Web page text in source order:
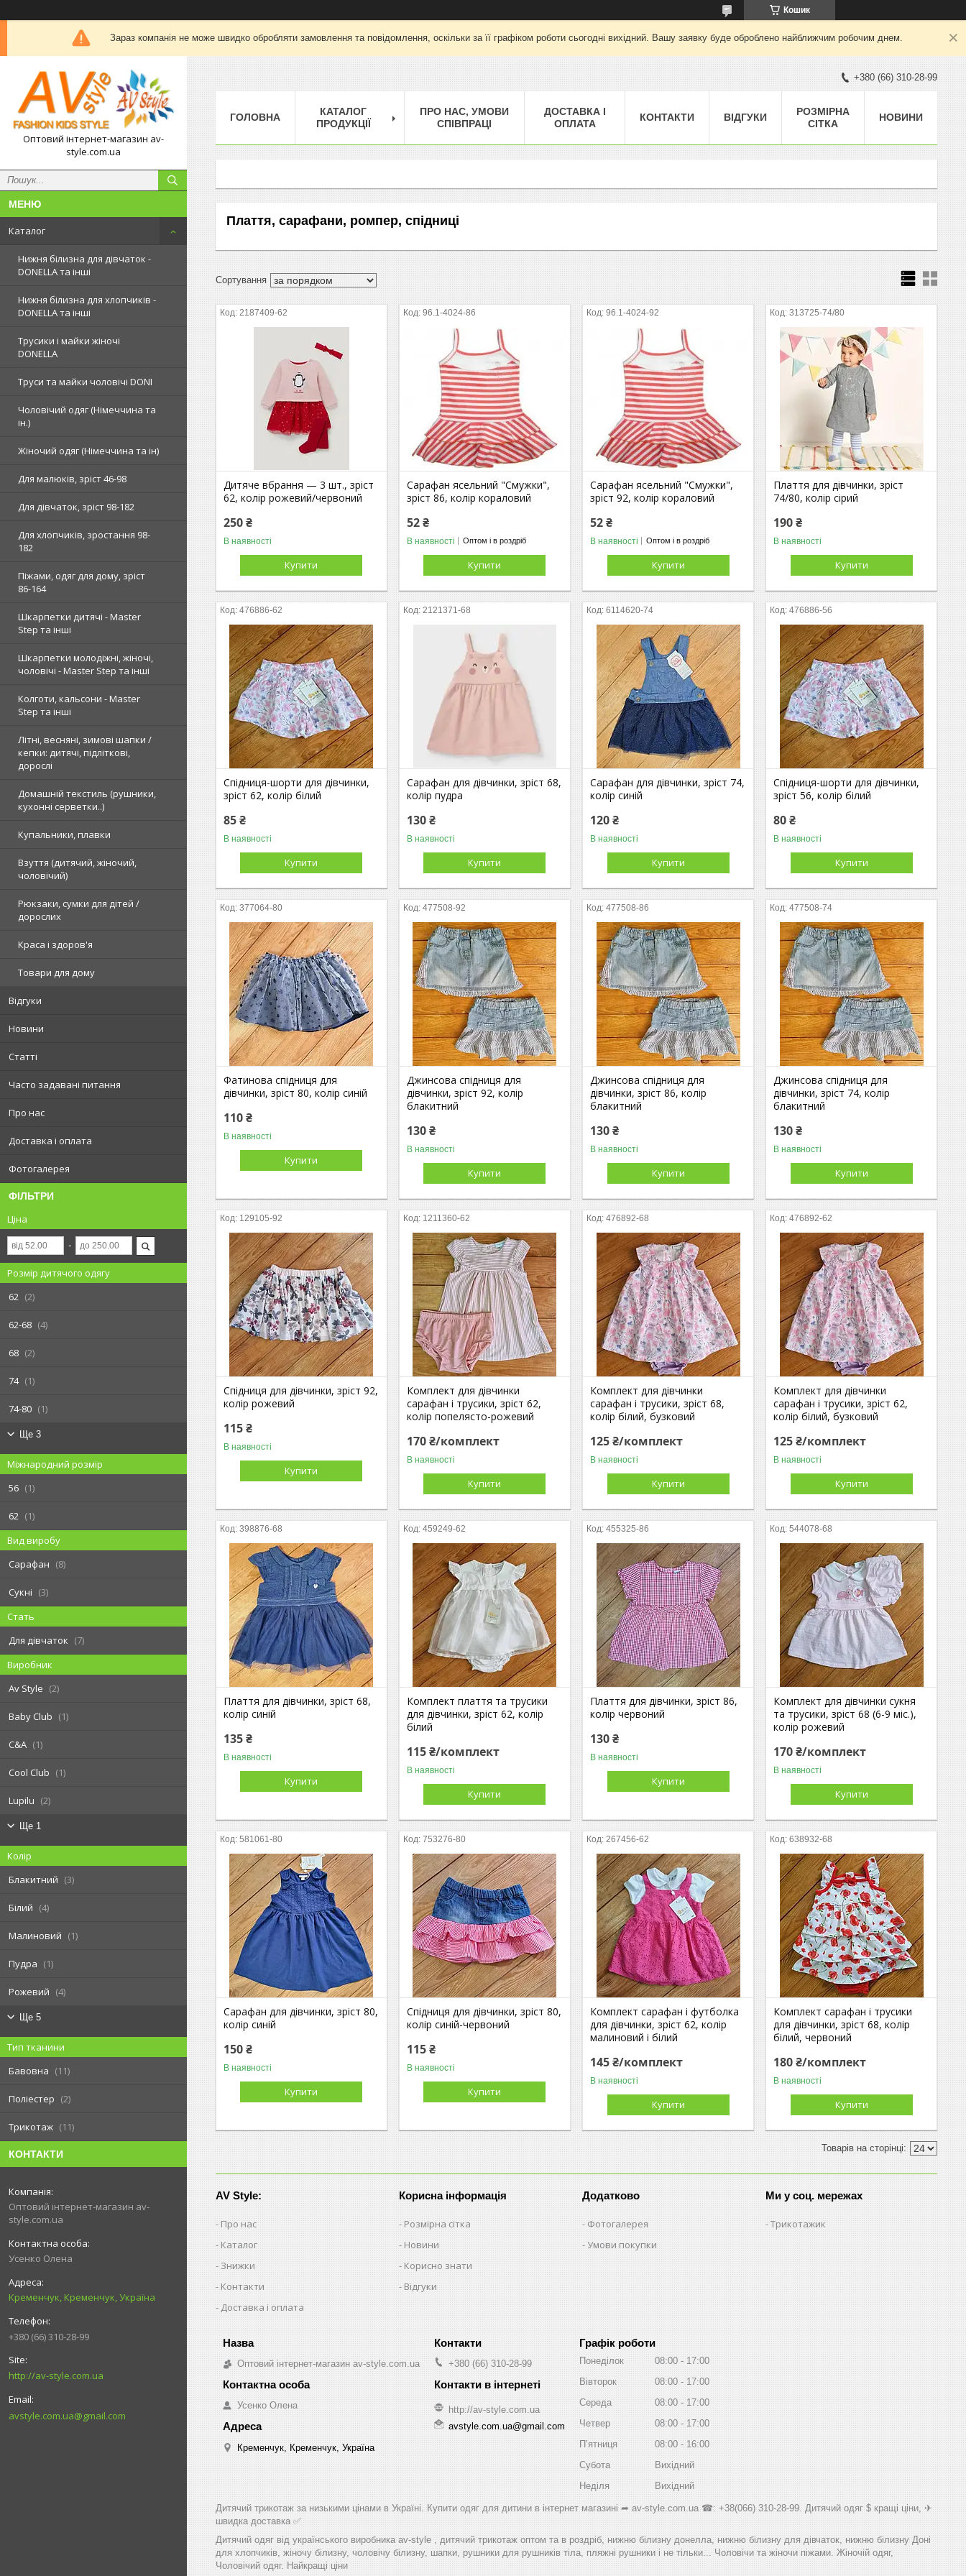
Кошик
Зараз компанія не може швидко обробляти замовлення та повідомлення, оскільки за її графіком роботи сьогодні вихідний. Вашу заявку буде оброблено найближчим робочим днем.
Оптовий інтернет-магазин av-
style.com.ua
Каталог
Нижня білизна для дівчаток -
DONELLA та інші
Нижня білизна для хлопчиків -
DONELLA та інші
Трусики і майки жіночі
DONELLA
Труси та майки чоловічі DONI
Чоловічий одяг (Німеччина та
ін.)
Жіночий одяг (Німеччина та ін)
Для малюків, зріст 46-98
Для дівчаток, зріст 98-182
Для хлопчиків, зростання 98-
182
Піжами, одяг для дому, зріст
86-164
Шкарпетки дитячі - Master
Step та інші
Шкарпетки молодіжні, жіночі,
чоловічі - Master Step та інші
Колготи, кальсони - Master
Step та інші
Літні, весняні, зимові шапки /
кепки: дитячі, підліткові,
дорослі
Домашній текстиль (рушники,
кухонні серветки..)
Купальники, плавки
Взуття (дитячий, жіночий,
чоловічий)
Рюкзаки, сумки для дітей /
дорослих
Краса і здоров'я
Товари для дому
Відгуки
Новини
Статті
Часто задавані питання
Про нас
Доставка і оплата
Фотогалерея
ФІЛЬТРИ
Ціна
Розмір дитячого одягу
62
2
62-68 4
68 2
74 1
74-80 1
Ще 3
Міжнародний розмір
56
1
62
1
Вид виробу
Сарафан
8
Сукні
3
Стать
Для дівчаток
7
Виробник
Av Style
2
Baby Club 1
C&A 1
Cool Club 1
Lupilu 2
Ще 1
Колір
Блакитний
3
Білий 4
Малиновий 1
Пудра 1
Рожевий 4
Ще 5
Тип тканини
Бавовна
11
Поліестер 2
Трикотаж 11
КОНТАКТИ
Оптовий інтернет-магазин av-
style.com.ua
Усенко Олена
Кременчук, Кременчук, Україна
+380 (66) 310-28-99
http://av-style.com.ua
avstyle.com.ua@gmail.com
+380 (66) 310-28-99
ГОЛОВНА
КАТАЛОГ
ПРОДУКЦІЇ
ПРО НАС, УМОВИ
СПІВПРАЦІ
ДОСТАВКА І
ОПЛАТА
КОНТАКТИ ВІДГУКИ
РОЗМІРНА
СІТКА
НОВИНИ
Плаття, сарафани, ромпер, спідниці
2187409-62
Дитяче вбрання — 3 шт., зріст
62, колір рожевий/червоний
250 ₴
В наявності
Купити
96.1-4024-86
Сарафан ясельний "Смужки",
зріст 86, колір кораловий
52 ₴
В наявності Оптом і в роздріб
Купити
96.1-4024-92
Сарафан ясельний "Смужки",
зріст 92, колір кораловий
52 ₴
В наявності Оптом і в роздріб
Купити
313725-74/80
Плаття для дівчинки, зріст
74/80, колір сірий
190 ₴
В наявності
Купити
476886-62
Спідниця-шорти для дівчинки,
зріст 62, колір білий
85 ₴
В наявності
Купити
2121371-68
Сарафан для дівчинки, зріст 68,
колір пудра
130 ₴
В наявності
Купити
6114620-74
Сарафан для дівчинки, зріст 74,
колір синій
120 ₴
В наявності
Купити
476886-56
Спідниця-шорти для дівчинки,
зріст 56, колір білий
80 ₴
В наявності
Купити
377064-80
Фатинова спідниця для
дівчинки, зріст 80, колір синій
110 ₴
В наявності
Купити
477508-92
Джинсова спідниця для
дівчинки, зріст 92, колір
блакитний
130 ₴
В наявності
Купити
477508-86
Джинсова спідниця для
дівчинки, зріст 86, колір
блакитний
130 ₴
В наявності
Купити
477508-74
Джинсова спідниця для
дівчинки, зріст 74, колір
блакитний
130 ₴
В наявності
Купити
129105-92
Спідниця для дівчинки, зріст 92,
колір рожевий
115 ₴
В наявності
Купити
1211360-62
Комплект для дівчинки
сарафан і трусики, зріст 62,
колір попелясто-рожевий
170 ₴/комплект
В наявності
Купити
476892-68
Комплект для дівчинки
сарафан і трусики, зріст 68,
колір білий, бузковий
125 ₴/комплект
В наявності
Купити
476892-62
Комплект для дівчинки
сарафан і трусики, зріст 62,
колір білий, бузковий
125 ₴/комплект
В наявності
Купити
398876-68
Плаття для дівчинки, зріст 68,
колір синій
135 ₴
В наявності
Купити
459249-62
Комплект плаття та трусики
для дівчинки, зріст 62, колір
білий
115 ₴/комплект
В наявності
Купити
455325-86
Плаття для дівчинки, зріст 86,
колір червоний
130 ₴
В наявності
Купити
544078-68
Комплект для дівчинки сукня
та трусики, зріст 68 (6-9 міс.),
колір рожевий
170 ₴/комплект
В наявності
Купити
581061-80
Сарафан для дівчинки, зріст 80,
колір синій
150 ₴
В наявності
Купити
753276-80
Спідниця для дівчинки, зріст 80,
колір синій-червоний
115 ₴
В наявності
Купити
267456-62
Комплект сарафан і футболка
для дівчинки, зріст 62, колір
малиновий і білий
145 ₴/комплект
В наявності
Купити
638932-68
Комплект сарафан і трусики
для дівчинки, зріст 68, колір
білий, червоний
180 ₴/комплект
В наявності
Купити
AV Style:
Про нас
Каталог
Знижки
Контакти
Доставка і оплата
Корисна інформація
Розмірна сітка
Новини
Корисно знати
Відгуки
Додатково
Фотогалерея
Умови покупки
Ми у соц. мережах
Трикотажик
Оптовий інтернет-магазин av-style.com.ua
Усенко Олена
Кременчук, Кременчук, Україна
+380 (66) 310-28-99
http://av-style.com.ua
avstyle.com.ua@gmail.com
Графік роботи
Понеділок 08:00
17:00
Вівторок
08:00
17:00
Середа
08:00
17:00
Четвер
08:00
17:00
Пʼятниця
08:00
16:00
Субота
Вихідний
Неділя
Вихідний
Дитячий трикотаж за низькими цінами в Україні. Купити одяг для дитини в інтернет магазині ➦ av-style.com.ua ☎: +38(066) 310-28-99. Дитячий одяг $ кращі ціни, ✈
швидка доставка ✅
Дитячий одяг від українського виробника av-style , дитячий трикотаж оптом та в роздріб, нижню білизну донелла, нижню білизну для дівчаток, нижню білизну Доні
для хлопчиків, жіночу білизну, чоловічу білизну, шапки, рушники для рушників тіла, пляжні рушники і не тільки... Чоловічи та жіночи піжами. Жіночій одяг,
Чоловічий одяг. Найкращі ціни